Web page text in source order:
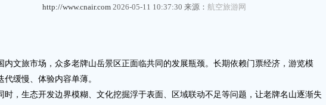
http://www.cnair.com 2026-05-11 10:37:30 来源： 航空旅游网
文旅市场，众多老牌山岳景区正面临共同的发展瓶颈。长期依赖门票经济，游览模
代缓慢、体验内容单薄。
生态开发边界模糊、文化挖掘浮于表面、区域联动不足等问题，让老牌名山逐渐失